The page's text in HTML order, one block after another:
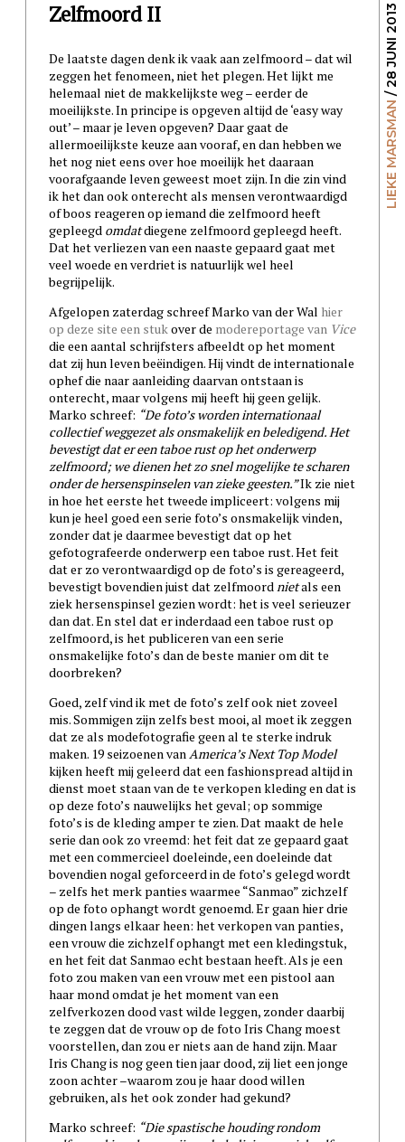
LIEKE MARSMAN
/ 28 JUNI 2013
Zelfmoord II
De laatste dagen denk ik vaak aan zelfmoord – dat wil
zeggen het fenomeen, niet het plegen. Het lijkt me
helemaal niet de makkelijkste weg – eerder de
moeilijkste. In principe is opgeven altijd de ‘easy way
out’ – maar je leven opgeven? Daar gaat de
allermoeilijkste keuze aan vooraf, en dan hebben we
het nog niet eens over hoe moeilijk het daaraan
voorafgaande leven geweest moet zijn. In die zin vind
ik het dan ook onterecht als mensen verontwaardigd
of boos reageren op iemand die zelfmoord heeft
gepleegd omdatdiegene zelfmoord gepleegd heeft.
Dat het verliezen van een naaste gepaard gaat met
veel woede en verdriet is natuurlijk wel heel
begrijpelijk.
Afgelopen zaterdag schreef Marko van der Wal hier
op deze site een stukover de modereportage van Vice
die een aantal schrijfsters afbeeldt op het moment
dat zij hun leven beëindigen. Hij vindt de internationale
ophef die naar aanleiding daarvan ontstaan is
onterecht, maar volgens mij heeft hij geen gelijk.
Marko schreef: “De foto’s worden internationaal
collectief weggezet als onsmakelijk en beledigend. Het
bevestigt dat er een taboe rust op het onderwerp
zelfmoord; we dienen het zo snel mogelijke te scharen
onder de hersenspinselen van zieke geesten.”Ik zie niet
in hoe het eerste het tweede impliceert: volgens mij
kun je heel goed een serie foto’s onsmakelijk vinden,
zonder dat je daarmee bevestigt dat op het
gefotografeerde onderwerp een taboe rust. Het feit
dat er zo verontwaardigd op de foto’s is gereageerd,
bevestigt bovendien juist dat zelfmoord nietals een
ziek hersenspinsel gezien wordt: het is veel serieuzer
dan dat. En stel dat er inderdaad een taboe rust op
zelfmoord, is het publiceren van een serie
onsmakelijke foto’s dan de beste manier om dit te
doorbreken?
Goed, zelf vind ik met de foto’s zelf ook niet zoveel
mis. Sommigen zijn zelfs best mooi, al moet ik zeggen
dat ze als modefotografie geen al te sterke indruk
maken. 19 seizoenen van America’s Next Top Model
kijken heeft mij geleerd dat een fashionspread altijd in
dienst moet staan van de te verkopen kleding en dat is
op deze foto’s nauwelijks het geval; op sommige
foto’s is de kleding amper te zien. Dat maakt de hele
serie dan ook zo vreemd: het feit dat ze gepaard gaat
met een commercieel doeleinde, een doeleinde dat
bovendien nogal geforceerd in de foto’s gelegd wordt
– zelfs het merk panties waarmee “Sanmao” zichzelf
op de foto ophangt wordt genoemd. Er gaan hier drie
dingen langs elkaar heen: het verkopen van panties,
een vrouw die zichzelf ophangt met een kledingstuk,
en het feit dat Sanmao echt bestaan heeft. Als je een
foto zou maken van een vrouw met een pistool aan
haar mond omdat je het moment van een
zelfverkozen dood vast wilde leggen, zonder daarbij
te zeggen dat de vrouw op de foto Iris Chang moest
voorstellen, dan zou er niets aan de hand zijn. Maar
Iris Chang is nog geen tien jaar dood, zij liet een jonge
zoon achter –waarom zou je haar dood willen
gebruiken, als het ook zonder had gekund?
Marko schreef: “Die spastische houding rondom